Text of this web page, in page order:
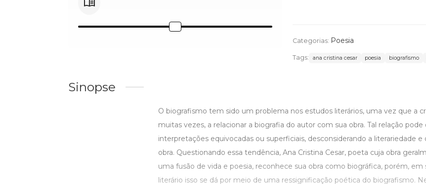
Categorias: Poesia
Tags: ana cristina cesar poesia biografismo
Sinopse
O biografismo tem sido um problema nos estudos literários, uma vez que a
muitas vezes, a relacionar a biografia do autor com sua obra. Tal relação pode
interpretações equivocadas ou superficiais, desconsiderando a literariedade
obra. Questionando essa tendência, Ana Cristina Cesar, poeta cuja obra
uma fusão de vida e poesia, reconhece sua obra como biográfica, porém,
literário isso se dá por meio de uma ressignificação poética do biografismo.